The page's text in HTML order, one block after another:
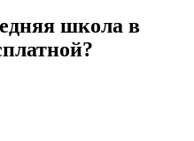
школа в